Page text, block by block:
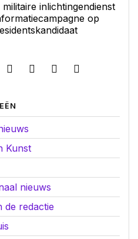
militaire inlichtingendienst
op
Kunst
nieuws
de redactie